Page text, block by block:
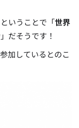
いうことで「世界
」だそうです！
加しているとのこ